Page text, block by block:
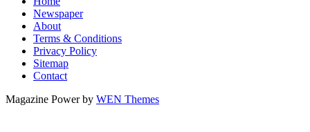
Newspaper
About
Terms & Conditions
Privacy Policy
Sitemap
Contact
Magazine Power by WEN Themes